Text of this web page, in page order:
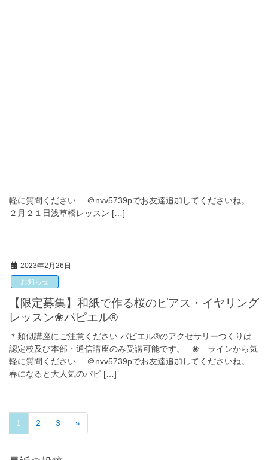
軽に質問ください ＠nvv5739pでお友達追加してくださいね。
２月２１日浅草橋レッスン […]
2023年2月26日
お知らせ
【限定募集】和紙で作る桜のピアス・イヤリング
レッスン❀パピエル®
＊類似講座にご注意ください パピエル®のアクセサリーつくりは
認定校及び本部・通信講座のみ受講可能です。 ❀ ラインから気
軽に質問ください ＠nvv5739pでお友達追加してくださいね。
春になると大人気のパピ […]
1 2 3 »